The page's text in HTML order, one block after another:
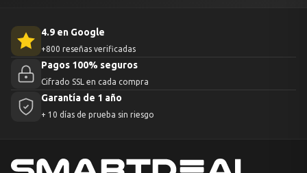
4.9 en Google
+800 reseñas verificadas
Pagos 100% seguros
Cifrado SSL en cada compra
Garantía de 1 año
+ 10 días de prueba sin riesgo